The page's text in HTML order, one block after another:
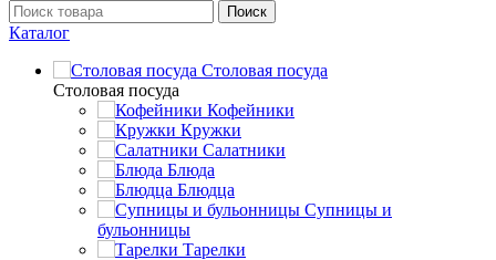
Поиск
Каталог
Столовая посуда
Столовая посуда
Кофейники
Кружки
Салатники
Блюда
Блюдца
Супницы и
бульонницы
Тарелки